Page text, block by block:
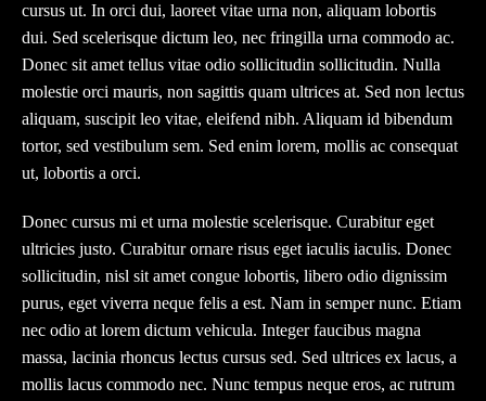
cursus ut. In orci dui, laoreet vitae urna non, aliquam lobortis
dui. Sed scelerisque dictum leo, nec fringilla urna commodo ac.
Donec sit amet tellus vitae odio sollicitudin sollicitudin. Nulla
molestie orci mauris, non sagittis quam ultrices at. Sed non lectus
aliquam, suscipit leo vitae, eleifend nibh. Aliquam id bibendum
tortor, sed vestibulum sem. Sed enim lorem, mollis ac consequat
ut, lobortis a orci.
Donec cursus mi et urna molestie scelerisque. Curabitur eget
ultricies justo. Curabitur ornare risus eget iaculis iaculis. Donec
sollicitudin, nisl sit amet congue lobortis, libero odio dignissim
purus, eget viverra neque felis a est. Nam in semper nunc. Etiam
nec odio at lorem dictum vehicula. Integer faucibus magna
massa, lacinia rhoncus lectus cursus sed. Sed ultrices ex lacus, a
mollis lacus commodo nec. Nunc tempus neque eros, ac rutrum